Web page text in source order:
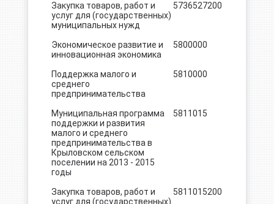
Закупка товаров, работ и
услуг для (государственных)
муниципальных нужд
5736527200
Экономическое развитие и
инновационная экономика
5800000
Поддержка малого и
среднего
предпринимательства
5810000
Муниципальная программа
поддержки и развития
малого и среднего
предпринимательства в
Крыловском сельском
поселении на 2013 - 2015
годы
5811015
Закупка товаров, работ и
услуг для (государственных)
5811015200